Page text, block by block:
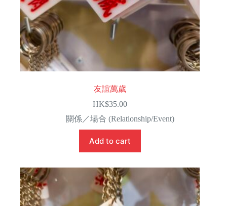
友誼萬歲
HK$35.00
關係／場合 (Relationship/Event)
Add to cart